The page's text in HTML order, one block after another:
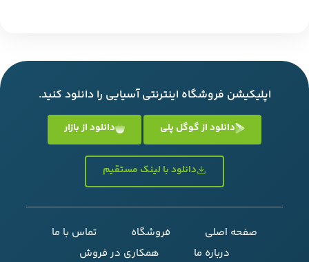
اپلیکیشن فروشگاه اینترنتی آسیایی را دانلود کنید.
دانلود از گوگل پلی دانلود از بازار
دانلود با لینک مستقیم
صفحه اصلی فروشگاه
تماس با ما
درباره ما
همکاری در فروش